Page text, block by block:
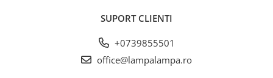
SUPORT CLIENTI
+0739855501
office@lampalampa.ro